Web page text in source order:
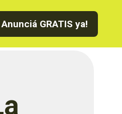
Anunciá GRATIS ya!